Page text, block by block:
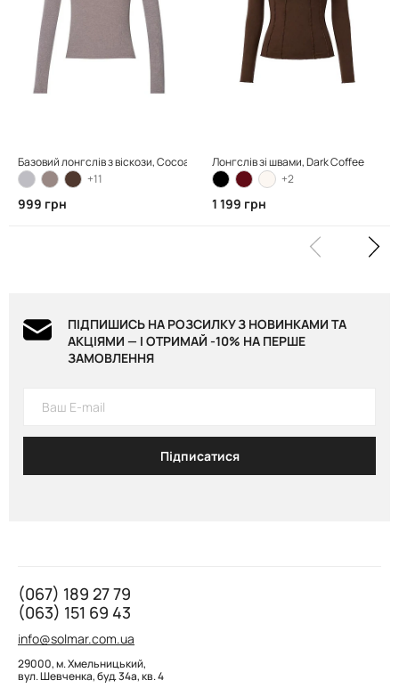
Базовий лонгслів з віскози, Cocoa Powder
+11
999 грн
Лонгслів зі швами, Dark Coffee
+2
1 199 грн
ПІДПИШИСЬ НА РОЗСИЛКУ З НОВИНКАМИ ТА
АКЦІЯМИ — І ОТРИМАЙ -10% НА ПЕРШЕ
ЗАМОВЛЕННЯ
Підписатися
(067) 189 27 79
(063) 151 69 43
info@solmar.com.ua
29000, м. Хмельницький,
вул. Шевченка, буд. 34а, кв. 4